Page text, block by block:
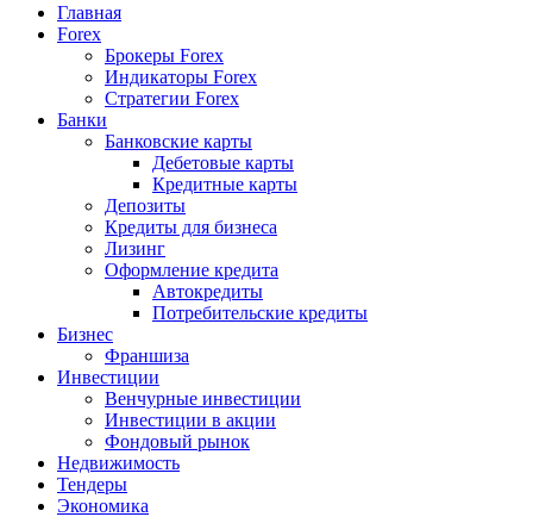
Главная
Forex
Брокеры Forex
Индикаторы Forex
Стратегии Forex
Банки
Банковские карты
Дебетовые карты
Кредитные карты
Депозиты
Кредиты для бизнеса
Лизинг
Оформление кредита
Автокредиты
Потребительские кредиты
Бизнес
Франшиза
Инвестиции
Венчурные инвестиции
Инвестиции в акции
Фондовый рынок
Недвижимость
Тендеры
Экономика